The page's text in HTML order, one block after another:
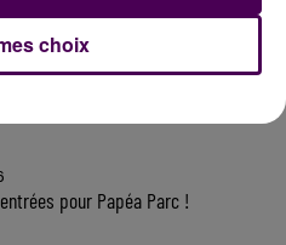
au casting The Voice & The Voice
pour Papéa Parc !
choix